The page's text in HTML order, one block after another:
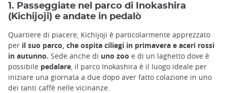
1. Passeggiate nel parco di Inokashira
(Kichijoji) e andate in pedalò
Quartiere di piacere, Kichijoji è particolarmente apprezzato
per il suo parco, che ospita ciliegi in primavera e aceri rossi
in autunno. Sede anche di uno zoo e di un laghetto dove è
possibile pedalare , il parco Inokashira è il luogo ideale per
iniziare una giornata a due dopo aver fatto colazione in uno
dei tanti caffè nelle vicinanze.